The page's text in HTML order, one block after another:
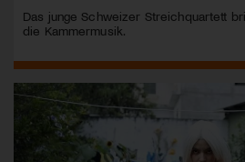
Das junge Schweizer Streichquartett
die Kammermusik.